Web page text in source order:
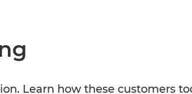
Learn how these customers